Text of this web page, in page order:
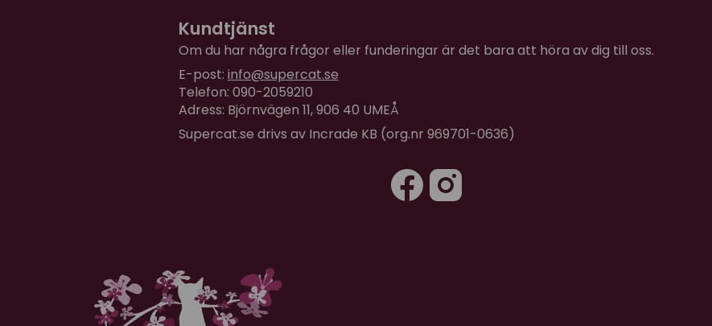
Kundtjänst
Om du har några frågor eller funderingar är det bara att höra av dig till oss.
E-post: info@supercat.se
Telefon: 090-2059210
Adress: Björnvägen 11, 906 40 UMEÅ
Supercat.se drivs av Incrade KB (org.nr 969701-0636)